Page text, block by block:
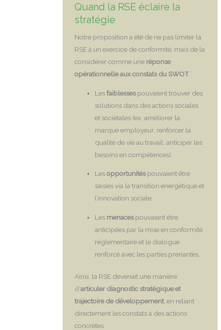
Quand la RSE éclaire la
stratégie
Notre proposition a été de ne pas limiter la
RSE à un exercice de conformité, mais de la
considérer comme une réponse
opérationnelle aux constats du SWOT :
Lesfaiblessespouvaient trouver des
solutions dans des actions sociales
et sociétales (ex. améliorer la
marque employeur, renforcer la
qualité de vie au travail, anticiper les
besoins en compétences).
Lesopportunitéspouvaient être
saisies via la transition énergétique et
l’innovation sociale.
Les menacespouvaient être
anticipées par la mise en conformité
réglementaire et le dialogue
renforcé avec les parties prenantes.
Ainsi, la RSE devenait une manière
d’articuler diagnostic stratégique et
trajectoire de développement, en reliant
directement les constats à des actions
concrètes.